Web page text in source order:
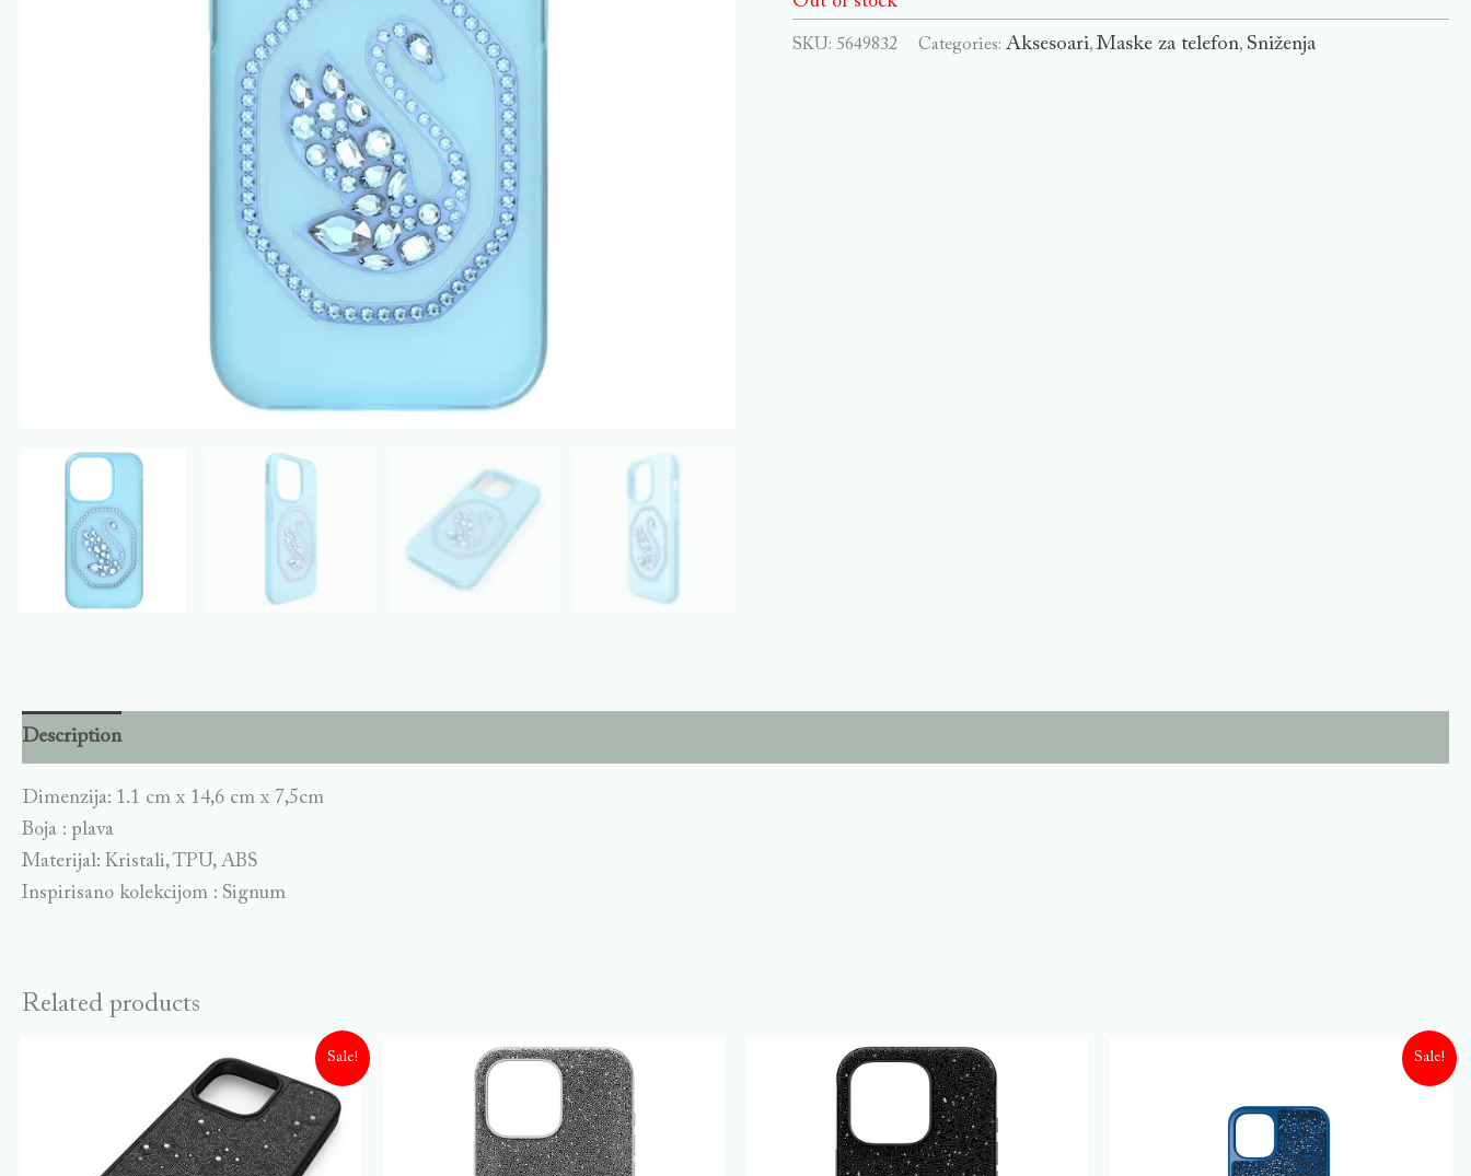
SKU: 5649832 Categories:Aksesoari,Maske za telefon, Sniženja
Description
Dimenzija: 1.1 cm x 14,6 cm x 7,5cm
Boja : plava
Materijal: Kristali, TPU, ABS
Inspirisano kolekcijom : Signum
Related products
Sale! Sale!